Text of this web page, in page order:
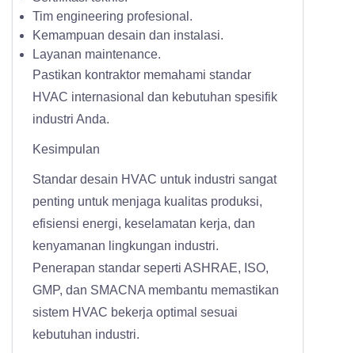
Tim engineering profesional.
Kemampuan desain dan instalasi.
Layanan maintenance.
Pastikan kontraktor memahami standar
HVAC internasional dan kebutuhan spesifik
industri Anda.
Kesimpulan
Standar desain HVAC untuk industri sangat
penting untuk menjaga kualitas produksi,
efisiensi energi, keselamatan kerja, dan
kenyamanan lingkungan industri.
Penerapan standar seperti ASHRAE, ISO,
GMP, dan SMACNA membantu memastikan
sistem HVAC bekerja optimal sesuai
kebutuhan industri.